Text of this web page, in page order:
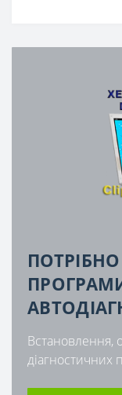
Встановлення,
діагностичних